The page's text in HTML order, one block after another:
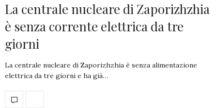
La centrale nucleare di Zaporizhzhia
è senza corrente elettrica da tre
giorni
La centrale nucleare di Zaporizhzhia è senza alimentazione
elettrica da tre giorni e ha già…